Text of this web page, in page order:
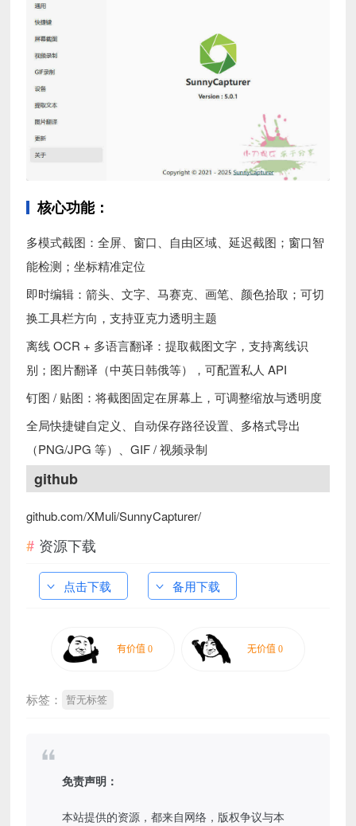
核心功能：
多模式截图：全屏、窗口、自由区域、延迟截图；窗口智
能检测；坐标精准定位
即时编辑：箭头、文字、马赛克、画笔、颜色拾取；可切
换工具栏方向，支持亚克力透明主题
离线 OCR + 多语言翻译：提取截图文字，支持离线识
别；图片翻译（中英日韩俄等），可配置私人 API
钉图 / 贴图：将截图固定在屏幕上，可调整缩放与透明度
全局快捷键自定义、自动保存路径设置、多格式导出
（PNG/JPG 等）、GIF / 视频录制
github
github.com/XMuli/SunnyCapturer/
资源下载
点击下载 备用下载
标签： 暂无标签
免责声明：
本站提供的资源，都来自网络，版权争议与本